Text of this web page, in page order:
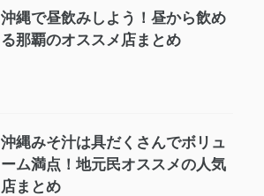
沖縄で昼飲みしよう！昼から飲め
る那覇のオススメ店まとめ
沖縄みそ汁は具だくさんでボリュ
ーム満点！地元民オススメの人気
店まとめ